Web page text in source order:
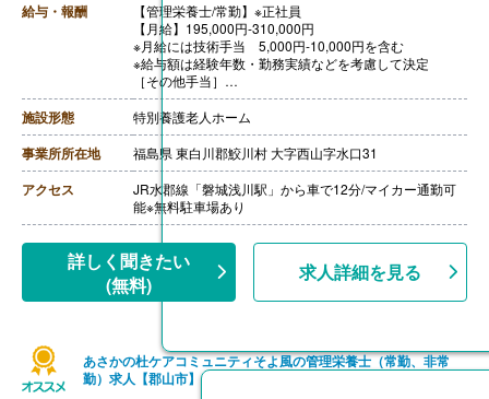
給与・報酬
【管理栄養士/常勤】※正社員
【月給】195,000円-310,000円
※月給には技術手当 5,000円-10,000円を含む
※給与額は経験年数・勤務実績などを考慮して決定
［その他手当］
・時間外手当
・住宅手当 最大15,000円まで （賃貸の世帯主）
・家族手当 配偶者10,000円 1人目の子3,000円 2人
目の子2,000円
【賞与】年2回（計3.50ヶ月分）※前年度実績
【通勤手当】あり（上限19,000円/月）
【昇給】あり
【退職金】あり※勤続3年以上
施設形態 特別養護老人ホーム
事業所所在地 福島県 東白川郡鮫川村 大字西山字水口31
アクセス
JR水郡線「磐城浅川駅」から車で12分/マイカー通勤可
能※無料駐車場あり
詳しく聞きたい
(無料)
求人詳細を見る
あさかの杜ケアコミュニティそよ風の管理栄養士（常勤、非常
勤）求人【郡山市】